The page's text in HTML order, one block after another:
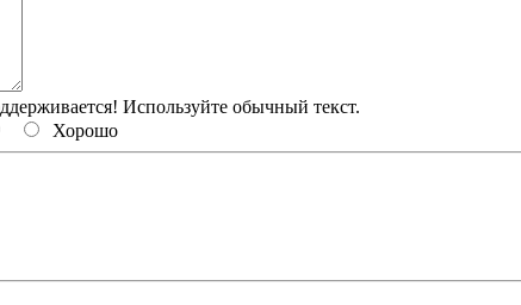
Используйте обычный текст.
Хорошо